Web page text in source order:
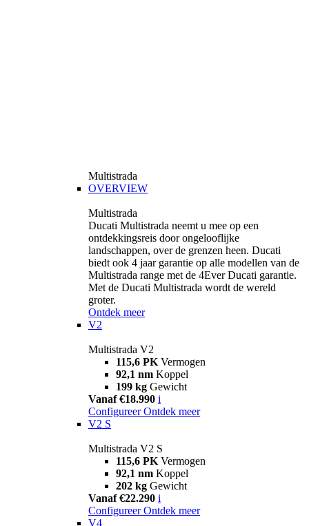
Multistrada
OVERVIEW
Multistrada
Ducati Multistrada neemt u mee op een
ontdekkingsreis door ongelooflijke
landschappen, over de grenzen heen. Ducati
biedt ook 4 jaar garantie op alle modellen van de
Multistrada range met de 4Ever Ducati garantie.
Met de Ducati Multistrada wordt de wereld
groter.
Ontdek meer
V2
Multistrada V2
115,6 PK Vermogen
92,1 nm Koppel
199 kg Gewicht
Vanaf €18.990 i
Configureer Ontdek meer
V2 S
Multistrada V2 S
115,6 PK Vermogen
92,1 nm Koppel
202 kg Gewicht
Vanaf €22.290 i
Configureer Ontdek meer
V4